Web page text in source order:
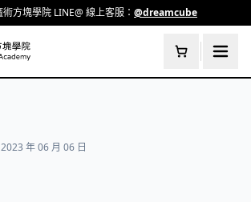
方塊學院 LINE@ 線上客服： @dreamcube
2023 年 06 月 06 日